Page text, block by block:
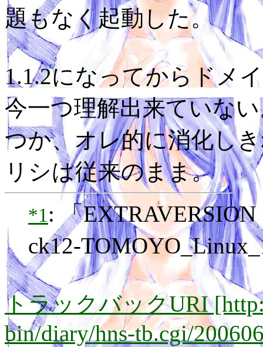
題もなく起動した。
1.1.2になってからドメ
今一つ理解出来ていな
つか、オレ的に消化し
リシは従来のまま。
*1: 「
ck12-
トラックバックURI
bin/diary/hns-tb.cgi/